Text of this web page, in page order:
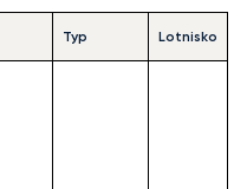
Typ Lotnisko